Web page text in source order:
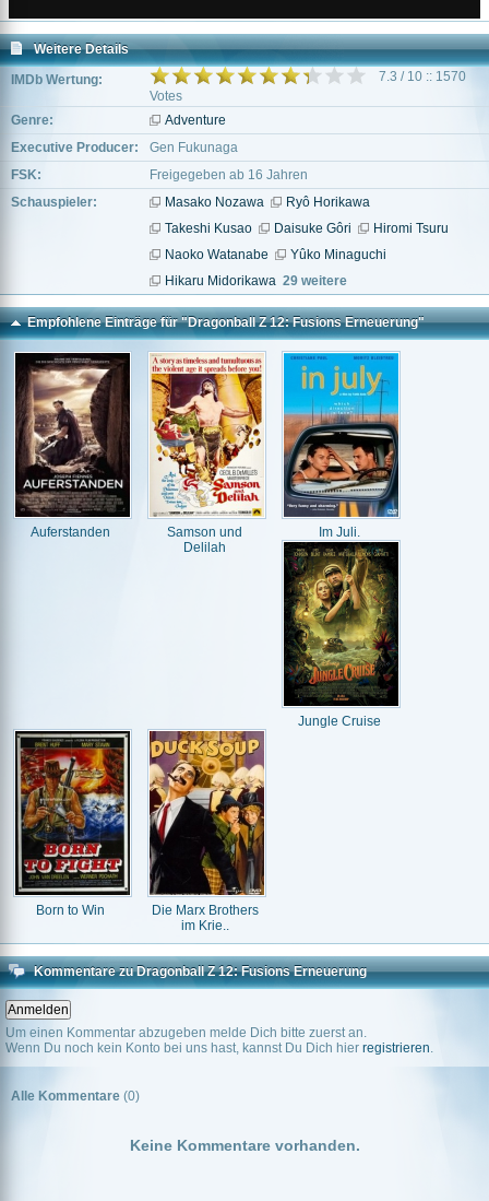
Weitere Details
IMDb Wertung:
7.3 / 10 :: 1570
Votes
Genre:
Adventure
Executive Producer:
Gen Fukunaga
FSK:
Freigegeben ab 16 Jahren
Schauspieler:
Masako Nozawa
Ryô Horikawa
Takeshi Kusao
Daisuke Gôri
Hiromi Tsuru
Naoko Watanabe
Yûko Minaguchi
Hikaru Midorikawa 29 weitere
Empfohlene Einträge für "Dragonball Z 12: Fusions Erneuerung"
Auferstanden
Samson und
Delilah
Im Juli.
Jungle Cruise
Born to Win
Die Marx Brothers
im Krie..
Kommentare zu Dragonball Z 12: Fusions Erneuerung
Um einen Kommentar abzugeben melde Dich bitte zuerst an.
Wenn Du noch kein Konto bei uns hast, kannst Du Dich hier registrieren.
Alle Kommentare (0)
Keine Kommentare vorhanden.